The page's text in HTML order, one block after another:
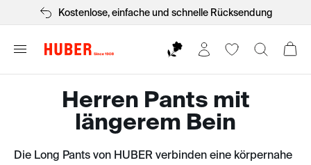
Kostenlose, einfache und schnelle Rücksendung
Herren Pants mit
längerem Bein
Die Long Pants von HUBER verbinden eine körpernahe